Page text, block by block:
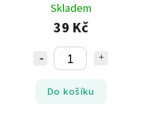
Skladem
39 Kč
Do košíku